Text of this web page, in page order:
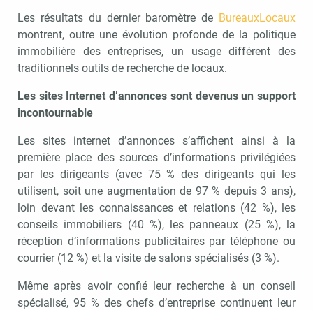
Les résultats du dernier baromètre de BureauxLocaux
montrent, outre une évolution profonde de la politique
immobilière des entreprises, un usage différent des
traditionnels outils de recherche de locaux.
Les sites Internet d’annonces sont devenus un support
incontournable
Les sites internet d’annonces s’affichent ainsi à la
première place des sources d’informations privilégiées
par les dirigeants (avec 75 % des dirigeants qui les
utilisent, soit une augmentation de 97 % depuis 3 ans),
loin devant les connaissances et relations (42 %), les
conseils immobiliers (40 %), les panneaux (25 %), la
réception d’informations publicitaires par téléphone ou
courrier (12 %) et la visite de salons spécialisés (3 %).
Même après avoir confié leur recherche à un conseil
spécialisé, 95 % des chefs d’entreprise continuent leur